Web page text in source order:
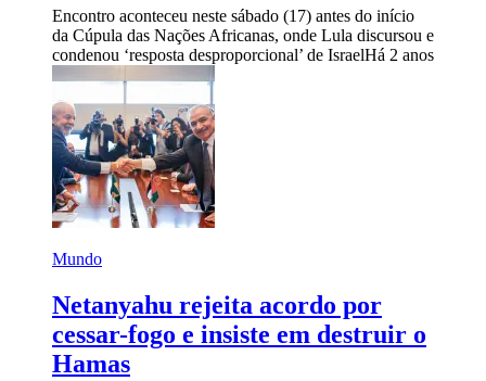
Encontro aconteceu neste sábado (17) antes do início
da Cúpula das Nações Africanas, onde Lula discursou e
condenou ‘resposta desproporcional’ de IsraelHá 2 anos
Mundo
Netanyahu rejeita acordo por
cessar-fogo e insiste em destruir o
Hamas